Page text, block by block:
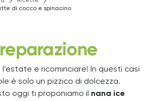
di cocco e spinacino
l’estate e ricominciare! In questi casi
è solo un pizzico di dolcezza.
oggi ti proponiamo il nana ice